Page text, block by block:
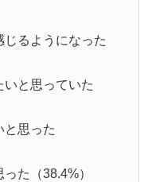
るようになった
と思っていた
と思った
た（38.4%）